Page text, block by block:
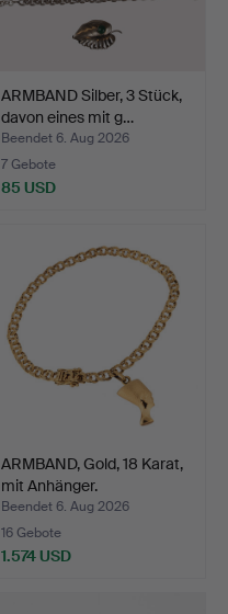
ARMBAND Silber, 3 Stück,
davon eines mit g…
Beendet 6. Aug 2026
7 Gebote
85 USD
ARMBAND, Gold, 18 Karat,
mit Anhänger.
Beendet 6. Aug 2026
16 Gebote
1.574 USD